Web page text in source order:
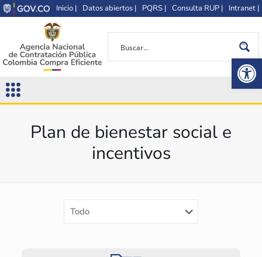
Inicio | Datos abiertos | PQRS | Consulta RUP | Intranet |
Plan de bienestar social e
incentivos